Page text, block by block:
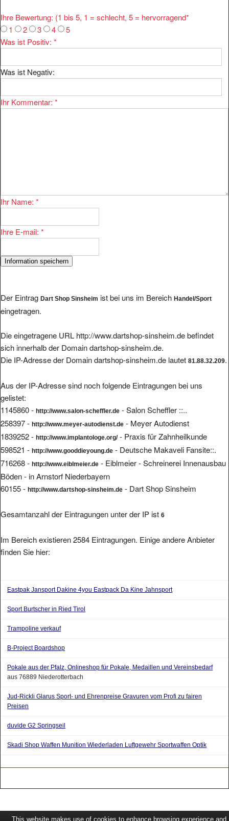
Ihre Bewertung: (1 bis 5, 1 = schlecht, 5 = hervorragend*
1
2 3 4
5
Was ist Positiv: *
Was ist Negativ:
Ihr Kommentar: *
Ihr Name: *
Ihre E-mail: *
Der Eintrag Dart Shop Sinsheim ist bei uns im Bereich Handel/Sport
eingetragen.
Die eingetragene URL http://www.dartshop-sinsheim.de befindet
sich innerhalb der Domain dartshop-sinsheim.de.
Die IP-Adresse der Domain dartshop-sinsheim.de lautet 81.88.32.209.
Aus der IP-Adresse sind noch folgende Eintragungen bei uns
gelistet:
1145860 - http://www.salon-scheffler.de - Salon Scheffler ::..
258397 - http://www.meyer-autodienst.de - Meyer Autodienst
1839252 - http://www.implantologe.org/- Praxis für Zahnheilkunde
598521 - http://www.gooddieyoung.de - Deutsche Makaveli Fansite::.
716268 - http://www.eiblmeier.de - Eiblmeier - Schreinerei Innenausbau
Böden - in Arnstorf Niederbayern
60155 - http://www.dartshop-sinsheim.de - Dart Shop Sinsheim
Gesamtanzahl der Eintragungen unter der IP ist 6
Im Bereich existieren 2584 Eintragungen. Einige andere Anbieter
finden Sie hier:
Eastpak Jansport Dakine 4you Eastpack Da Kine Jahnsport
Sport Burtscher in Ried Tirol
Trampoline verkauf
B-Project Boardshop
Pokale aus der Pfalz, Onlineshop für Pokale, Medaillen und Vereinsbedarf
aus 76889 Niederotterbach
Jud-Rickli Glarus Sport- und Ehrenpreise Gravuren vom Profi zu fairen
Preisen
duvide G2 Springseil
Skadi Shop Waffen Munition Wiederladen Luftgewehr Sportwaffen Optik
This website makes use of cookies to enhance browsing experience and